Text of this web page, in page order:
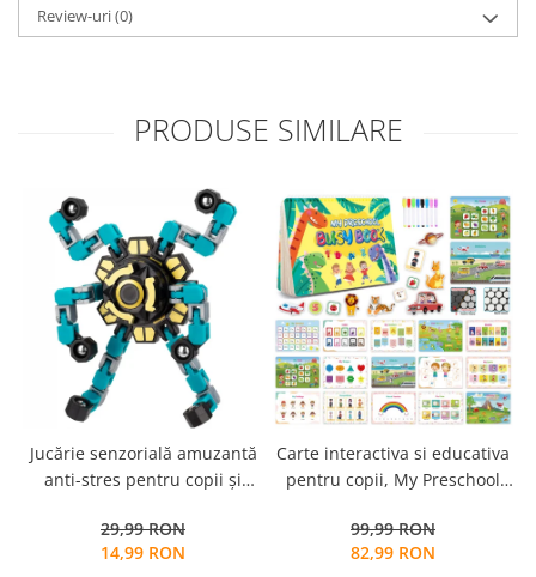
Review-uri(0)
PRODUSE SIMILARE
Jucărie senzorială amuzantă
anti-stres pentru copii și
transformabil,
29,99 RON
14,99 RON
Carte interactiva si educativa
pentru copii, My Preschool
activitati multiple, stickere
repozitionabile, Limba
99,99 RON
82,99 RON